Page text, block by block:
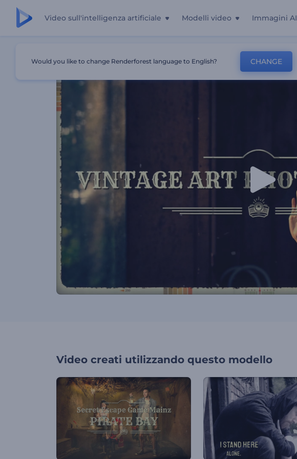
Video sull'intelligenza artificiale Modelli video Immagini AI
Video creati utilizzando questo modello
Would you like to change Renderforest language to English? CHANGE